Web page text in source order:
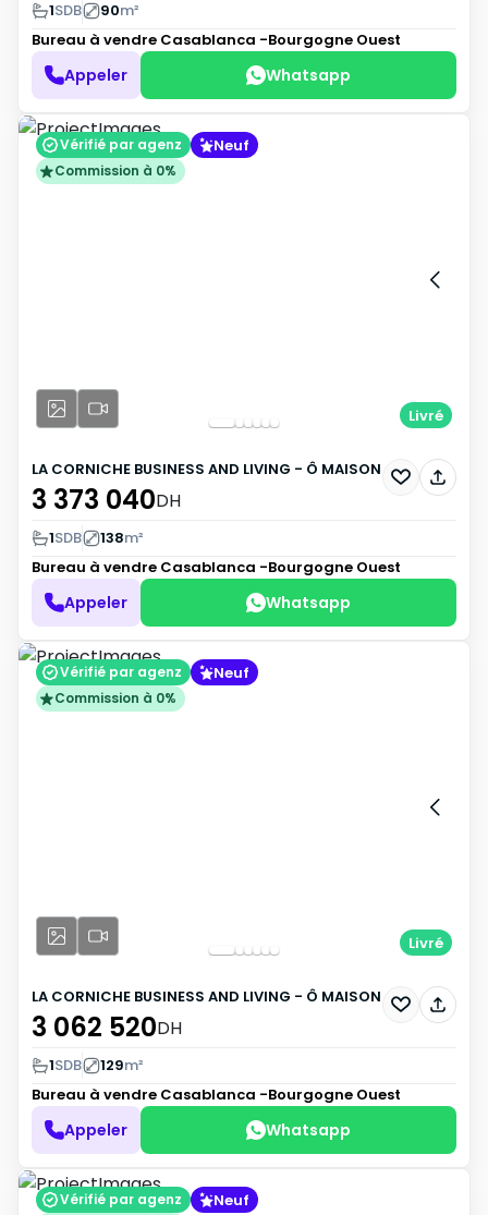
1SDB 90m²
Bureau à vendre Casablanca -Bourgogne Ouest
Appeler Whatsapp
Vérifié par agenz Neuf
Commission à 0%
Livré
LA CORNICHE BUSINESS AND LIVING - Ô MAISON
3 373 040DH
1SDB 138m²
Bureau à vendre Casablanca -Bourgogne Ouest
Appeler Whatsapp
Vérifié par agenz Neuf
Commission à 0%
Livré
LA CORNICHE BUSINESS AND LIVING - Ô MAISON
3 062 520DH
1SDB 129m²
Bureau à vendre Casablanca -Bourgogne Ouest
Appeler Whatsapp
Vérifié par agenz Neuf